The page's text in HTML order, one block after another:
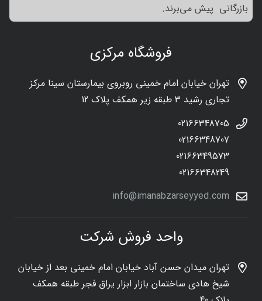
فروشگاه مرکزی
تهران خیابان امام خمینی روبروی بیمارستان سینا مرکز
تجاری رشید 3 طبقه زیر همکف پلاک 12
02166348705
02166348707
02166349573
02166348249
info@imanabzarseyyed.com
واحد فروش شرکت
تهران میدان حسن آباد خیابان امام خمینی بعد از خیابان
شیخ هادی ساختمان بازار ابزار یراق فجر طبقه همکف
بازرگانی پیش می‌برند.